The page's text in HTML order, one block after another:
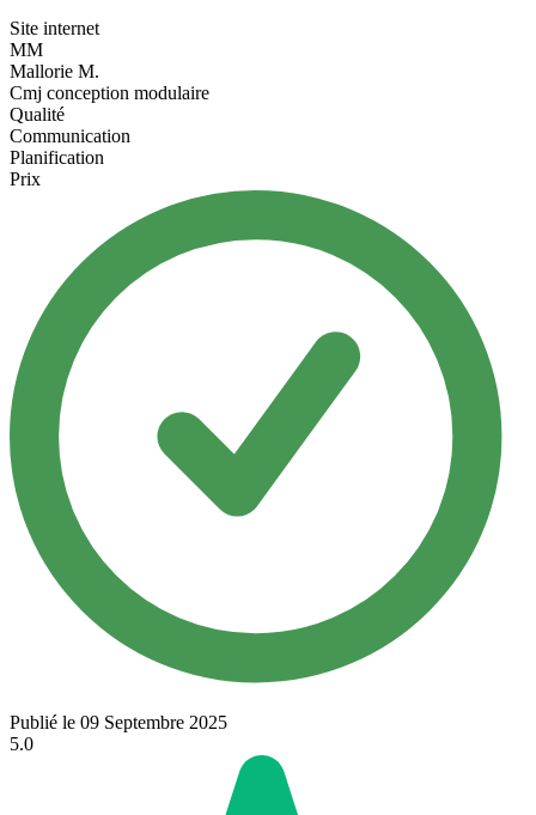
Site internet
MM
Mallorie M.
Cmj conception modulaire
Qualité
Communication
Planification
Prix
Publié le 09 Septembre 2025
5.0